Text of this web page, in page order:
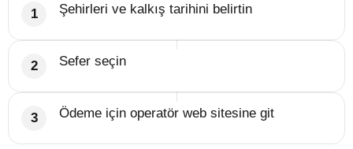
Şehirleri ve kalkış tarihini belirtin
Sefer seçin
Ödeme için operatör web sitesine git